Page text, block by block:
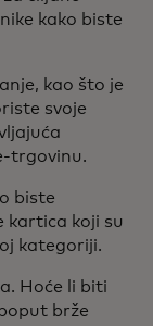
kako biste
kao što je
svoje
trgovinu.
biste
kartica koji su
kategoriji.
Hoće li biti
brže